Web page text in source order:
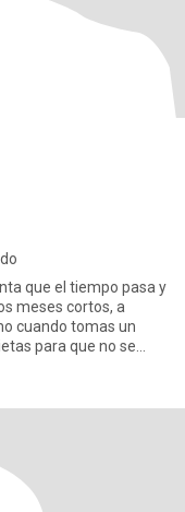
que el tiempo pasa y
meses cortos, a
cuando tomas un
para que no se